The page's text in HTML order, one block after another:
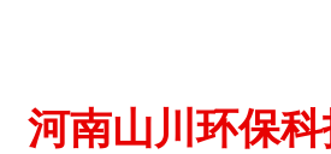
河南山川环保科